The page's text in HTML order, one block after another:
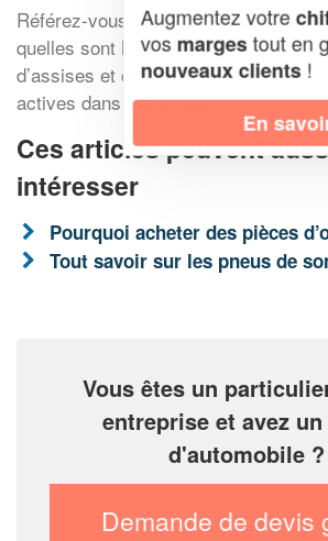
Référez-vous à l’annuaire de notre
quelles sont les entreprises
d’assises et de diverses pièces
actives dans votre région.
Ces articles peuvent
intéresser
Pourquoi acheter des pièces
Tout savoir sur les pneus de
Vous êtes un
entreprise et avez
d'automobile ?
Demande de devis
Augmentez votre
vos margestout en
nouveaux clients!
En